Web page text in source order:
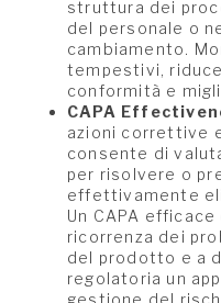
struttura dei
del personale o
cambiamento.
tempestivi,
conformità e
CAPA
azioni correttive
consente di
per risolvere o
effettivamente
Un CAPA
ricorrenza dei
del prodotto e a
regolatoria un
gestione del